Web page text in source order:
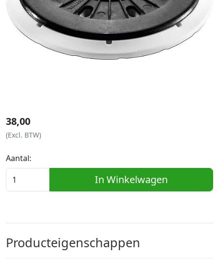
38,00
(Excl. BTW)
Aantal:
In Winkelwagen
Producteigenschappen